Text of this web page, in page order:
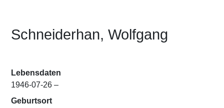
Schneiderhan, Wolfgang
Lebensdaten
1946-07-26 –
Geburtsort